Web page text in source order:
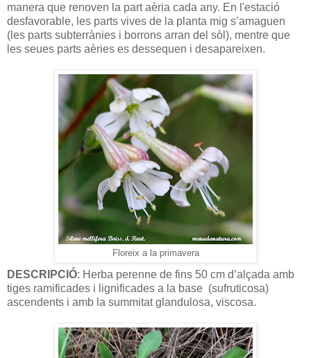
manera que renoven la part aèria cada any. En l'estació
desfavorable, les parts vives de la planta mig s’amaguen
(les parts subterrànies i borrons arran del sòl), mentre que
les seues parts aèries es dessequen i desapareixen.
Floreix a la primavera
DESCRIPCIÓ: Herba perenne de fins 50 cm d’alçada amb
tiges ramificades i lignificades a la base (sufruticosa)
ascendents i amb la summitat glandulosa, viscosa.